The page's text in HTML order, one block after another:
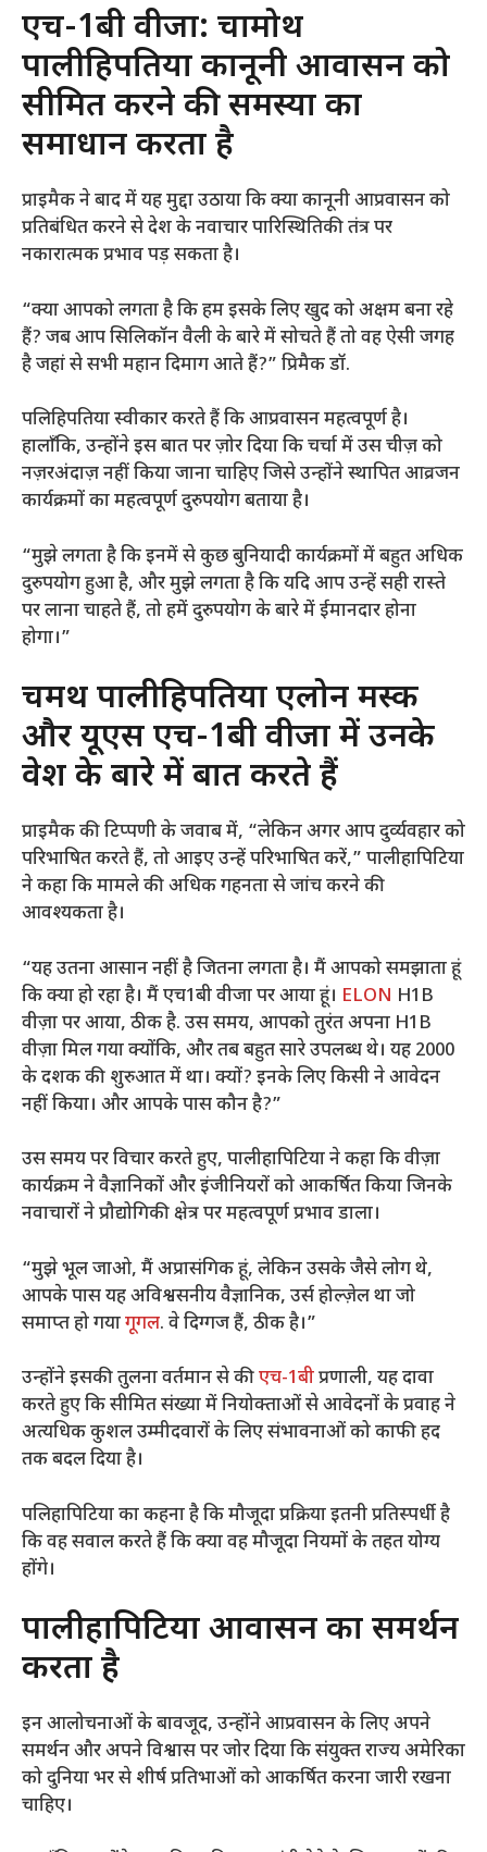
एच-1बी वीजा: चामोथ
पालीहिपतिया कानूनी आप्रवासन को
सीमित करने की समस्या का
समाधान करता है
प्राइमैक ने बाद में यह मुद्दा उठाया कि क्या कानूनी आप्रवासन को
प्रतिबंधित करने से देश के नवाचार पारिस्थितिकी तंत्र पर
नकारात्मक प्रभाव पड़ सकता है।
“क्या आपको लगता है कि हम इसके लिए खुद को अक्षम बना रहे
हैं? जब आप सिलिकॉन वैली के बारे में सोचते हैं तो वह ऐसी जगह
है जहां से सभी महान दिमाग आते हैं?” प्रिमैक डॉ.
पलिहिपतिया स्वीकार करते हैं कि आप्रवासन महत्वपूर्ण है।
हालाँकि, उन्होंने इस बात पर ज़ोर दिया कि चर्चा में उस चीज़ को
नज़रअंदाज़ नहीं किया जाना चाहिए जिसे उन्होंने स्थापित आव्रजन
कार्यक्रमों का महत्वपूर्ण दुरुपयोग बताया है।
“मुझे लगता है कि इनमें से कुछ बुनियादी कार्यक्रमों में बहुत अधिक
दुरुपयोग हुआ है, और मुझे लगता है कि यदि आप उन्हें सही रास्ते
पर लाना चाहते हैं, तो हमें दुरुपयोग के बारे में ईमानदार होना
होगा।”
चमथ पालीहिपतिया एलोन मस्क
और यूएस एच-1बी वीजा में उनके
प्रवेश के बारे में बात करते हैं
प्राइमैक की टिप्पणी के जवाब में, “लेकिन अगर आप दुर्व्यवहार को
परिभाषित करते हैं, तो आइए उन्हें परिभाषित करें,” पालीहापिटिया
ने कहा कि मामले की अधिक गहनता से जांच करने की
आवश्यकता है।
“यह उतना आसान नहीं है जितना लगता है। मैं आपको समझाता हूं
कि क्या हो रहा है। मैं एच1बी वीजा पर आया हूं। ELON H1B
वीज़ा पर आया, ठीक है. उस समय, आपको तुरंत अपना H1B
वीज़ा मिल गया क्योंकि, और तब बहुत सारे उपलब्ध थे। यह 2000
के दशक की शुरुआत में था। क्यों? इनके लिए किसी ने आवेदन
नहीं किया। और आपके पास कौन है?”
उस समय पर विचार करते हुए, पालीहापिटिया ने कहा कि वीज़ा
कार्यक्रम ने वैज्ञानिकों और इंजीनियरों को आकर्षित किया जिनके
नवाचारों ने प्रौद्योगिकी क्षेत्र पर महत्वपूर्ण प्रभाव डाला।
“मुझे भूल जाओ, मैं अप्रासंगिक हूं, लेकिन उसके जैसे लोग थे,
आपके पास यह अविश्वसनीय वैज्ञानिक, उर्स होल्ज़ेल था जो
समाप्त हो गयागूगल. वे दिग्गज हैं, ठीक है।”
उन्होंने इसकी तुलना वर्तमान से कीएच-1बीप्रणाली, यह दावा
करते हुए कि सीमित संख्या में नियोक्ताओं से आवेदनों के प्रवाह ने
अत्यधिक कुशल उम्मीदवारों के लिए संभावनाओं को काफी हद
तक बदल दिया है।
पलिहापिटिया का कहना है कि मौजूदा प्रक्रिया इतनी प्रतिस्पर्धी है
कि वह सवाल करते हैं कि क्या वह मौजूदा नियमों के तहत योग्य
होंगे।
पालीहापिटिया आप्रवासन का समर्थन
करता है
इन आलोचनाओं के बावजूद, उन्होंने आप्रवासन के लिए अपने
समर्थन और अपने विश्वास पर जोर दिया कि संयुक्त राज्य अमेरिका
को दुनिया भर से शीर्ष प्रतिभाओं को आकर्षित करना जारी रखना
चाहिए।